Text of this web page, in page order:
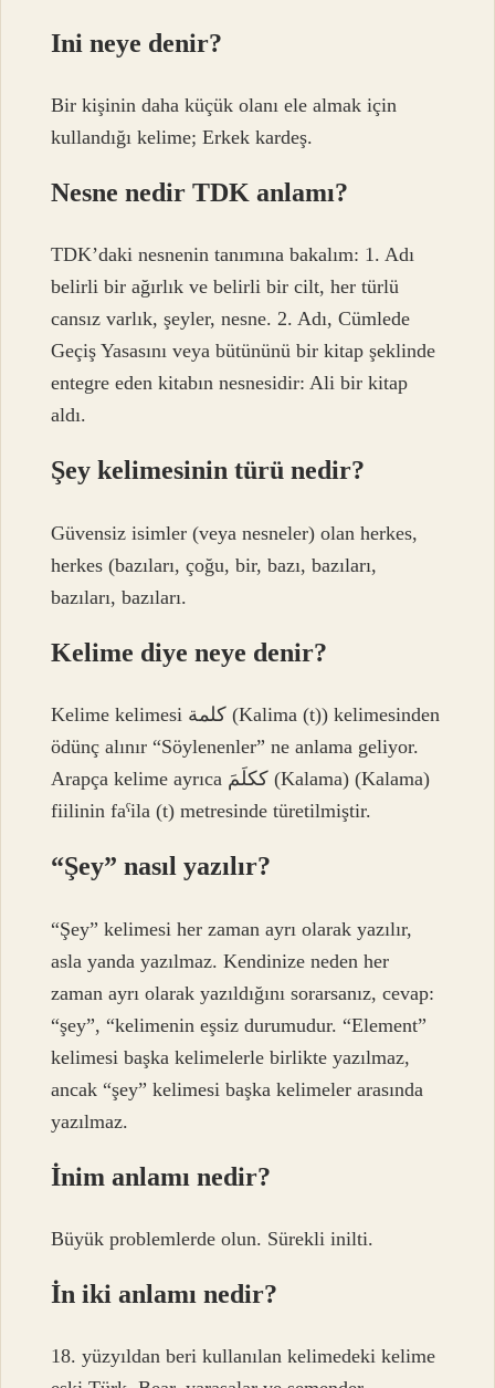
Ini neye denir?
Bir kişinin daha küçük olanı ele almak için
kullandığı kelime; Erkek kardeş.
Nesne nedir TDK anlamı?
TDK’daki nesnenin tanımına bakalım: 1. Adı
belirli bir ağırlık ve belirli bir cilt, her türlü
cansız varlık, şeyler, nesne. 2. Adı, Cümlede
Geçiş Yasasını veya bütününü bir kitap şeklinde
entegre eden kitabın nesnesidir: Ali bir kitap
aldı.
Şey kelimesinin türü nedir?
Güvensiz isimler (veya nesneler) olan herkes,
herkes (bazıları, çoğu, bir, bazı, bazıları,
bazıları, bazıları.
Kelime diye neye denir?
Kelime kelimesi كلمة (Kalima (t)) kelimesinden
ödünç alınır “Söylenenler” ne anlama geliyor.
Arapça kelime ayrıca ككلَمَ (Kalama) (Kalama)
fiilinin faˁila (t) metresinde türetilmiştir.
“Şey” nasıl yazılır?
“Şey” kelimesi her zaman ayrı olarak yazılır,
asla yanda yazılmaz. Kendinize neden her
zaman ayrı olarak yazıldığını sorarsanız, cevap:
“şey”, “kelimenin eşsiz durumudur. “Element”
kelimesi başka kelimelerle birlikte yazılmaz,
ancak “şey” kelimesi başka kelimeler arasında
yazılmaz.
İnim anlamı nedir?
Büyük problemlerde olun. Sürekli inilti.
İn iki anlamı nedir?
18. yüzyıldan beri kullanılan kelimedeki kelime